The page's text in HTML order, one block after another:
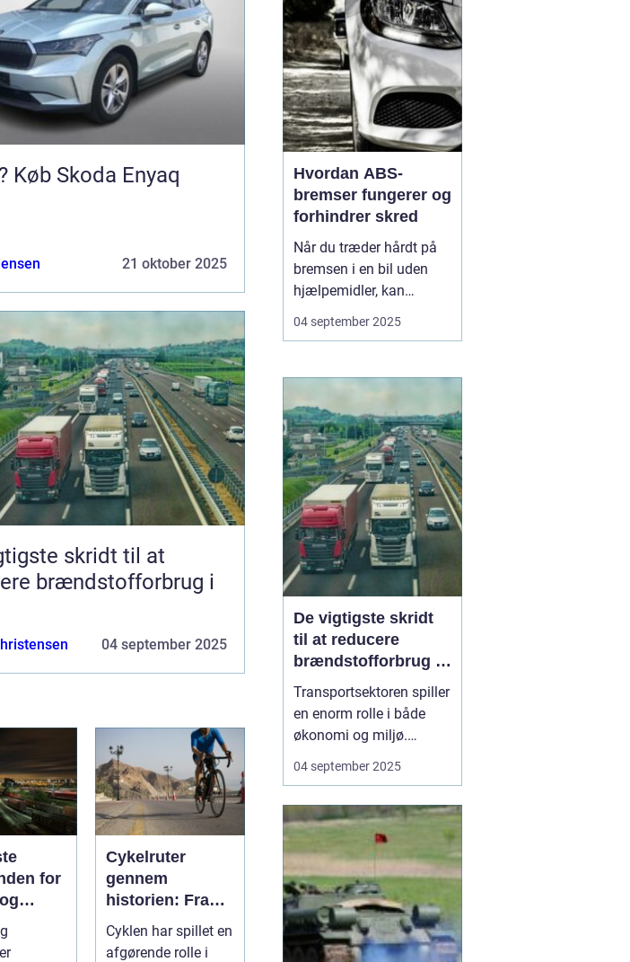
Køb Skoda Enyaq
21 oktober 2025
skridt til at
brændstofforbrug i
04 september 2025
for
Cykelruter
gennem
historien: Fra
transport til
fritid
Cyklen har spillet en
afgørende rolle i
Hvordan ABS-
bremser fungerer og
forhindrer skred
Når du træder hårdt på
bremsen i en bil uden
hjælpemidler, kan
hjulene låse sig fast, og
bilen mister vejgrebet.
bilen skrider eller bliver
undgå dette...
04 september 2025
De vigtigste skridt
til at reducere
brændstofforbrug i
fragt
Transportsektoren spiller
en enorm rolle i både
økonomi og miljø.
Fragtbiler er uundværlige
for at holde samfundet
også store mængder
brændstof og udleder
betydelige mæng...
04 september 2025